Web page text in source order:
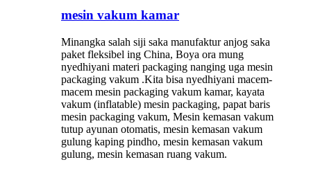
mesin vakum kamar
Minangka salah siji saka manufaktur anjog saka
paket fleksibel ing China, Boya ora mung
nyedhiyani materi packaging nanging uga mesin
packaging vakum .Kita bisa nyedhiyani macem-
macem mesin packaging vakum kamar, kayata
vakum (inflatable) mesin packaging, papat baris
mesin packaging vakum, Mesin kemasan vakum
tutup ayunan otomatis, mesin kemasan vakum
gulung kaping pindho, mesin kemasan vakum
gulung, mesin kemasan ruang vakum.